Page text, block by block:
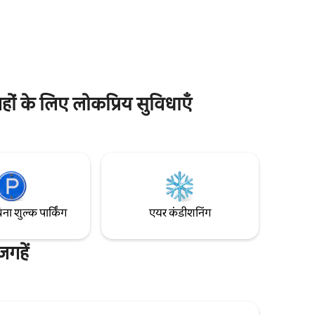
के लिए लोकप्रिय सुविधाएँ
शुल्क पार्किंग एयर कंडीशनिंग